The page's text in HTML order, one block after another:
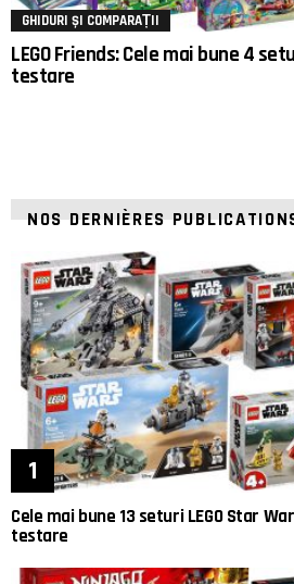
GHIDURI ȘI COMPARAȚII
LEGO Friends: Cele mai bune 4
testare
NOS DERNIÈRES
Cele mai bune 13 seturi LEGO Star
testare